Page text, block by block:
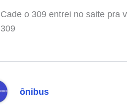
Cade o 309 entrei no saite pra
309
ônibus